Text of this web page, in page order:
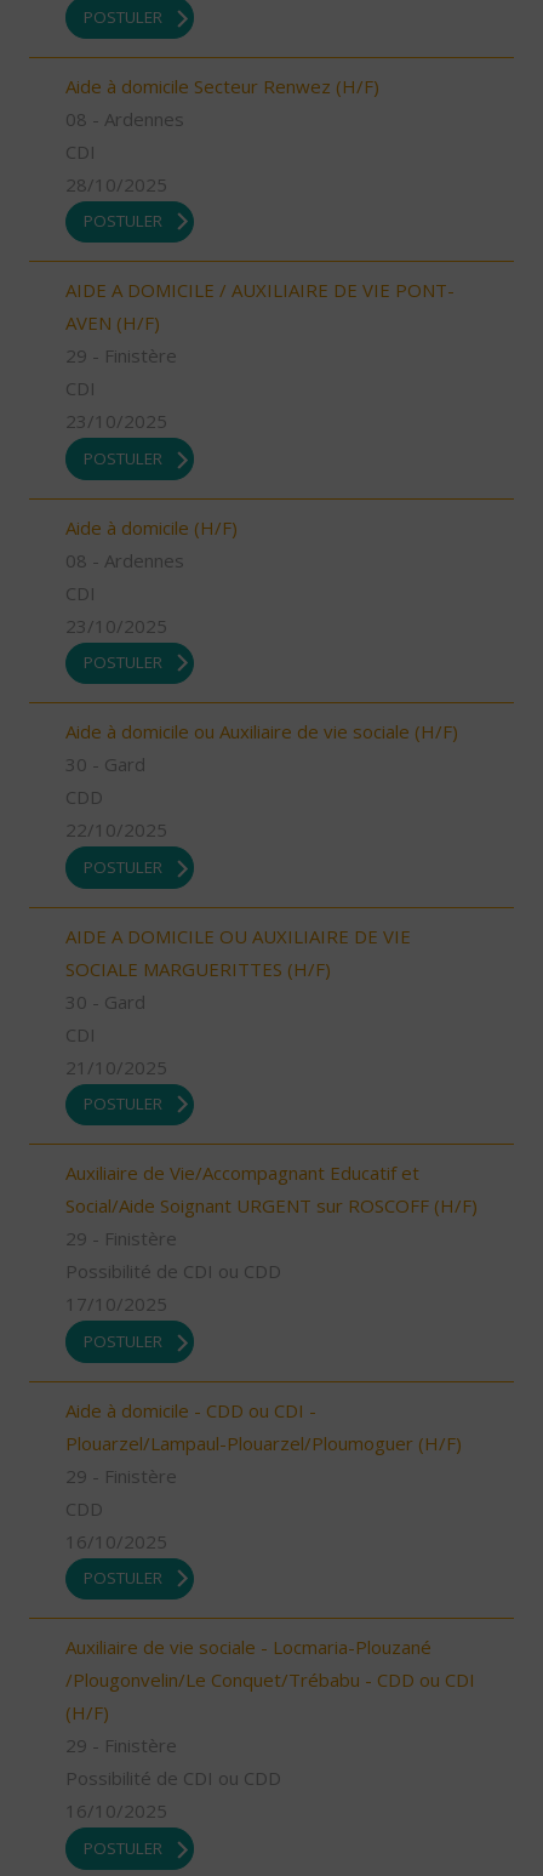
POSTULER
Aide à domicile Secteur Renwez (H/F)
08 - Ardennes
CDI
28/10/2025
POSTULER
AIDE A DOMICILE / AUXILIAIRE DE VIE PONT-
AVEN (H/F)
29 - Finistère
CDI
23/10/2025
POSTULER
Aide à domicile (H/F)
08 - Ardennes
CDI
23/10/2025
POSTULER
Aide à domicile ou Auxiliaire de vie sociale (H/F)
30 - Gard
CDD
22/10/2025
POSTULER
AIDE A DOMICILE OU AUXILIAIRE DE VIE
SOCIALE MARGUERITTES (H/F)
30 - Gard
CDI
21/10/2025
POSTULER
Auxiliaire de Vie/Accompagnant Educatif et
Social/Aide Soignant URGENT sur ROSCOFF (H/F)
29 - Finistère
Possibilité de CDI ou CDD
17/10/2025
POSTULER
Aide à domicile - CDD ou CDI -
Plouarzel/Lampaul-Plouarzel/Ploumoguer (H/F)
29 - Finistère
CDD
16/10/2025
POSTULER
Auxiliaire de vie sociale - Locmaria-Plouzané
/Plougonvelin/Le Conquet/Trébabu - CDD ou CDI
(H/F)
29 - Finistère
Possibilité de CDI ou CDD
16/10/2025
POSTULER